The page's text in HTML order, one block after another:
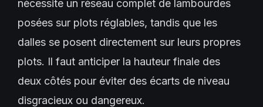
nécessite un réseau complet de lambourdes
posées sur plots réglables, tandis que les
dalles se posent directement sur leurs propres
plots. Il faut anticiper la hauteur finale des
deux côtés pour éviter des écarts de niveau
disgracieux ou dangereux.